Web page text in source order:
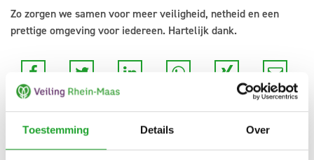
Toestemming Details Over
Zo zorgen we samen voor meer veiligheid, netheid en een
prettige omgeving voor iedereen. Hartelijk dank.
Meer nieuws